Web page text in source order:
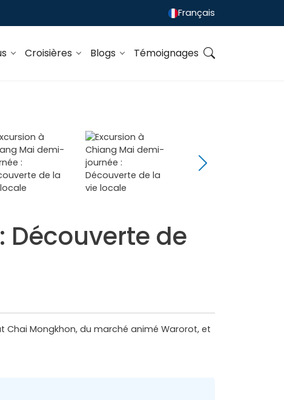
Français
Croisières Blogs Témoignages
Découverte de
Chai Mongkhon, du marché animé Warorot, et